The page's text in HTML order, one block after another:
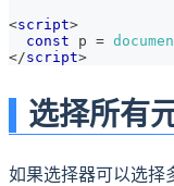
<script>
const p =
</script>
选择所有
如果选择器可以选择